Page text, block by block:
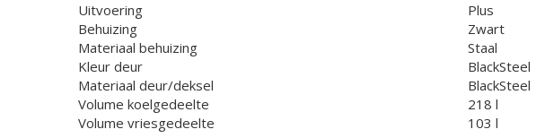
Uitvoering
Plus
Behuizing
Zwart
Materiaal behuizing
Staal
Kleur deur
BlackSteel
Materiaal deur/deksel
BlackSteel
Volume koelgedeelte
218 l
Volume vriesgedeelte
103 l